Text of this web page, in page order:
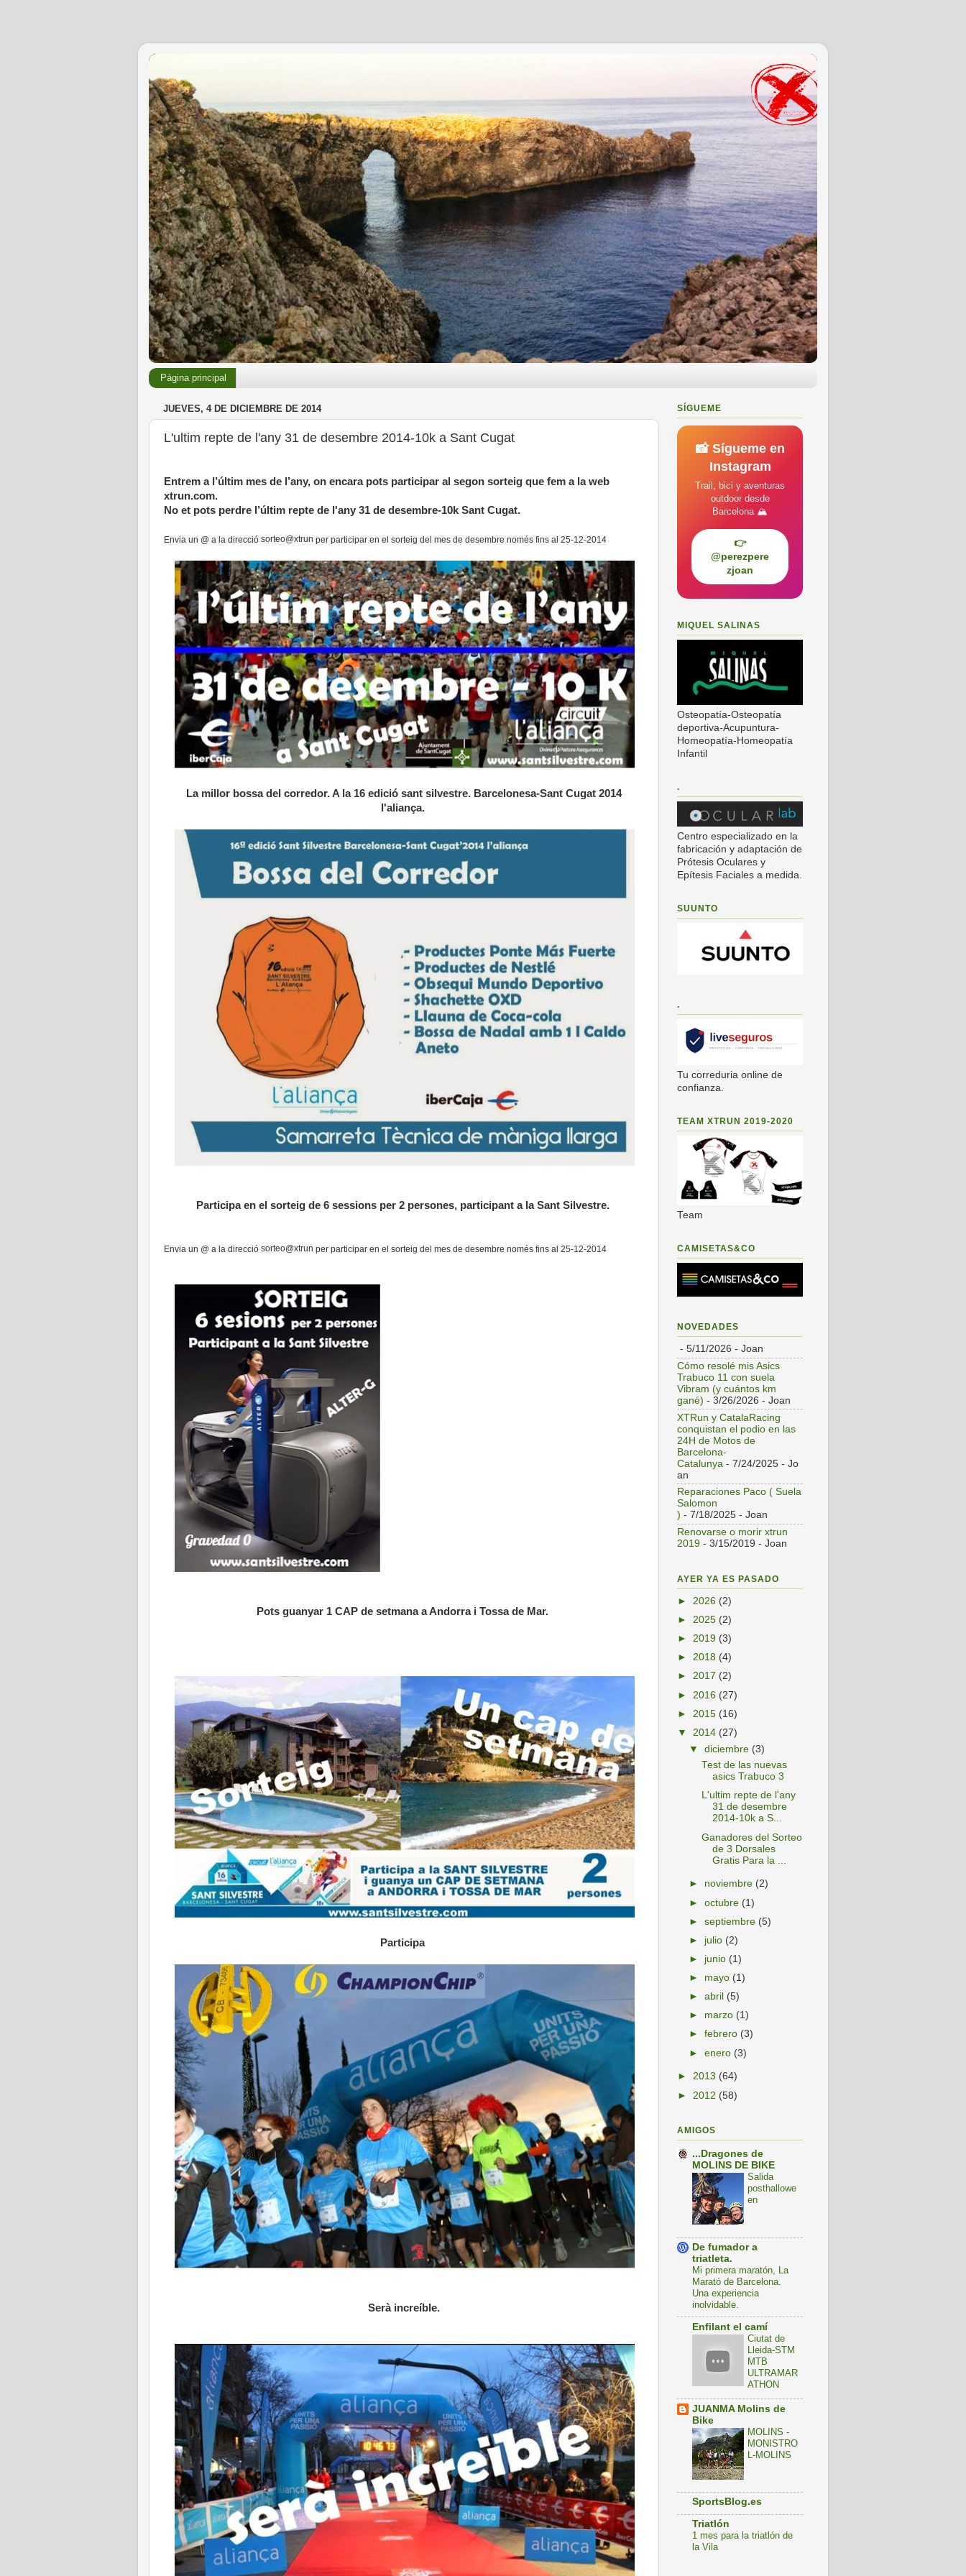
Página principal
JUEVES, 4 DE DICIEMBRE DE 2014
L'ultim repte de l'any 31 de desembre 2014-10k a Sant Cugat
Entrem a l’últim mes de l’any, on encara pots participar al segon sorteig que fem a la web
xtrun.com.
No et pots perdre l’últim repte de l'any 31 de desembre-10k Sant Cugat.
Envia un @ a la direcció sorteo@xtrun per participar en el sorteig del mes de desembre només fins al 25-12-2014
La millor bossa del corredor. A la 16 edició sant silvestre. Barcelonesa-Sant Cugat 2014
l'aliança.
Participa en el sorteig de 6 sessions per 2 persones, participant a la Sant Silvestre.
Envia un @ a la direcció sorteo@xtrun per participar en el sorteig del mes de desembre només fins al 25-12-2014
Pots guanyar 1 CAP de setmana a Andorra i Tossa de Mar.
Participa
Serà increíble.
SÍGUEME
📸 Sígueme en
Instagram
Trail, bici y aventuras
outdoor desde
Barcelona 🏔️
👉
@perezpere
zjoan
MIQUEL SALINAS
Osteopatía-Osteopatía
deportiva-Acupuntura-
Homeopatía-Homeopatía
Infantil
.
Centro especializado en la
fabricación y adaptación de
Prótesis Oculares y
Epítesis Faciales a medida.
SUUNTO
.
Tu correduria online de
confianza.
TEAM XTRUN 2019-2020
Team
CAMISETAS&CO
NOVEDADES
- 5/11/2026 - Joan
Cómo resolé mis Asics
Trabuco 11 con suela
Vibram (y cuántos km
gané) - 3/26/2026 - Joan
XTRun y CatalaRacing
conquistan el podio en las
24H de Motos de
Barcelona-
Catalunya - 7/24/2025 - Jo
an
Reparaciones Paco ( Suela
Salomon
) - 7/18/2025 - Joan
Renovarse o morir xtrun
2019 - 3/15/2019 - Joan
AYER YA ES PASADO
► 2026 (2)
► 2025 (2)
► 2019 (3)
► 2018 (4)
► 2017 (2)
► 2016 (27)
► 2015 (16)
▼ 2014 (27)
▼diciembre (3)
Test de las nuevas
asics Trabuco 3
L'ultim repte de l'any
31 de desembre
2014-10k a S...
Ganadores del Sorteo
de 3 Dorsales
Gratis Para la ...
► noviembre (2)
►octubre (1)
►septiembre (5)
► julio (2)
► junio (1)
► mayo (1)
►abril (5)
► marzo (1)
►febrero (3)
►enero (3)
► 2013 (64)
► 2012 (58)
AMIGOS
...Dragones de
MOLINS DE BIKE
Salida
posthallowe
en
De fumador a
triatleta.
Mi primera maratón, La
Marató de Barcelona.
Una experiencia
inolvidable.
Enfilant el camí
Ciutat de
Lleida-STM
MTB
ULTRAMAR
ATHON
JUANMA Molins de
Bike
MOLINS -
MONISTRO
L-MOLINS
SportsBlog.es
Triatlón
1 mes para la triatlón de
la Vila